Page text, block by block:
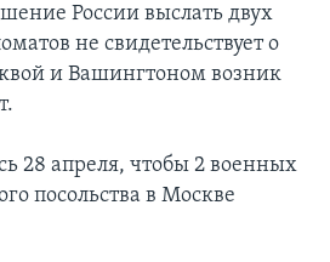
ПУТЕШЕСТВИЕ
России выслать двух
не свидетельствует о
и Вашингтоном возник
28 апреля, чтобы 2 военных
посольства в Москве